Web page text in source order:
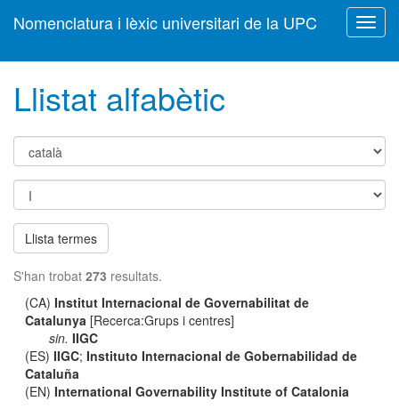
Nomenclatura i lèxic universitari de la UPC
Llistat alfabètic
Llista termes
S'han trobat 273 resultats.
(CA)Institut Internacional de Governabilitat de
Catalunya [Recerca:Grups i centres]
sin. IIGC
(ES)IIGC;Instituto Internacional de Gobernabilidad de
Cataluña
(EN)International Governability Institute of Catalonia